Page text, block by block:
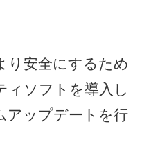
り安全にするため
ィソフトを導入し
アップデートを行